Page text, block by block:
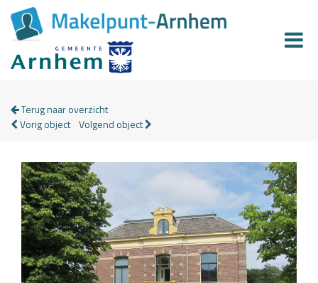
Terug naar overzicht
Vorig object Volgend object